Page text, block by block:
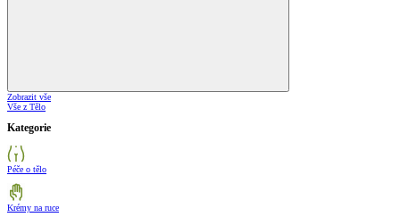
Zobrazit vše
Vše z Tělo
Kategorie
Péče o tělo
Krémy na ruce